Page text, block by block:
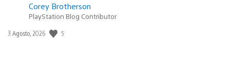
Corey Brotherson
PlayStation Blog Contributor
Data
3 Agosto, 2026 5